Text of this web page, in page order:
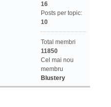
16
Posts per topic:
10
Total membri
11850
Cel mai nou
membru
Blustery